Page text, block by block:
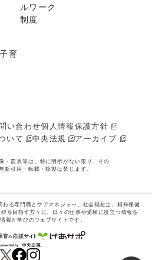
ルワーク
制度
育
い合わせ個人情報保護方針
いて
中央法規 アーカイブ
・図表等は、特に明示がない限り、その
断引用・転載・複製は禁じます。
る専門職とケアマネジャー、社会福祉士、精神保健
得を目指す方々に、日々の仕事や受験に役立つ情報を
報と学びのウェブサイトです。